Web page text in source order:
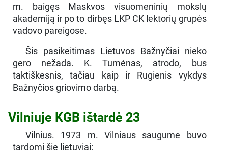
m. baigęs Maskvos visuomeninių mokslų
akademiją ir po to dirbęs LKP CK lektorių grupės
vadovo pareigose.
Šis pasikeitimas Lietuvos Bažnyčiai nieko
gero nežada. K. Tumėnas, atrodo, bus
taktiškesnis, tačiau kaip ir Rugienis vykdys
Bažnyčios griovimo darbą.
Vilniuje KGB ištardė 23
Vilnius. 1973 m. Vilniaus saugume buvo
tardomi šie lietuviai: